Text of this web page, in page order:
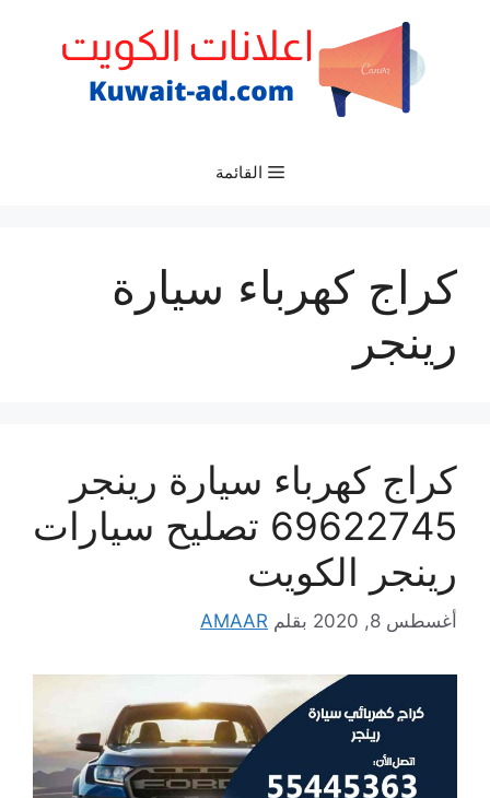
القائمة
كراج كهرباء سيارة
رينجر
كراج كهرباء سيارة رينجر
69622745 تصليح سيارات
رينجر الكويت
أغسطس 8, 2020 بقلم AMAAR